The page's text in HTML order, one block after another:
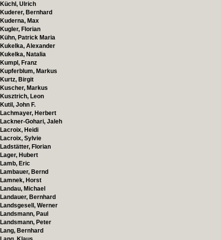
Küchl, Ulrich
Kuderer, Bernhard
Kuderna, Max
Kugler, Florian
Kühn, Patrick Maria
Kukelka, Alexander
Kukelka, Natalia
Kumpl, Franz
Kupferblum, Markus
Kurtz, Birgit
Kuscher, Markus
Kusztrich, Leon
Kutil, John F.
Lachmayer, Herbert
Lackner-Gohari, Jaleh
Lacroix, Heidi
Lacroix, Sylvie
Ladstätter, Florian
Lager, Hubert
Lamb, Eric
Lambauer, Bernd
Lamnek, Horst
Landau, Michael
Landauer, Bernhard
Landsgesell, Werner
Landsmann, Paul
Landsmann, Peter
Lang, Bernhard